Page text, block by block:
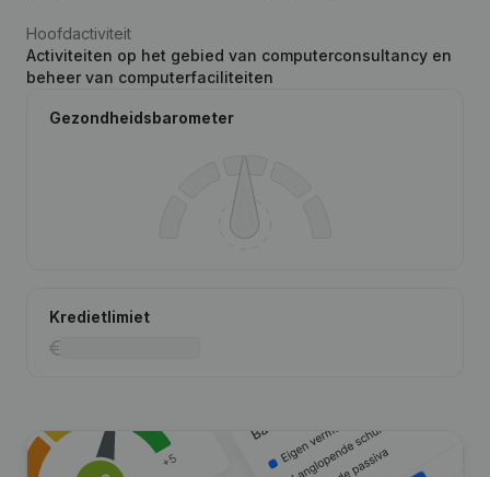
Hoofdactiviteit
Activiteiten op het gebied van computerconsultancy en
beheer van computerfaciliteiten
Gezondheidsbarometer
Kredietlimiet